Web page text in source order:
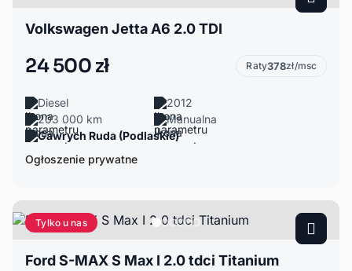
Volkswagen Jetta A6 2.0 TDI
24 500 zł Raty378zł/msc
Diesel
2012
203 000 km
Manualna
Gawrych Ruda (Podlaskie)
Ogłoszenie prywatne
Tylko u nas
Ford S-MAX S Max I 2.0 tdci Titanium